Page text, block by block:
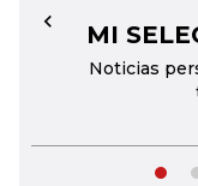
MI
Noticias
←